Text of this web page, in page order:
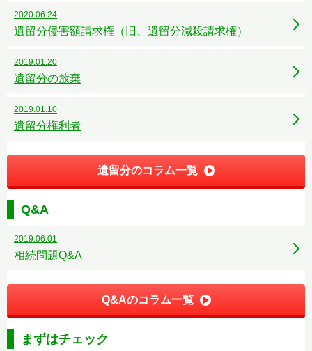
2020.06.24
遺留分侵害額請求権（旧、遺留分減殺請求権）
2019.01.20
遺留分の放棄
2019.01.10
遺留分権利者
遺留分のコラム一覧
Q&A
2019.06.01
相続問題Q&A
Q&Aのコラム一覧
まずはチェック